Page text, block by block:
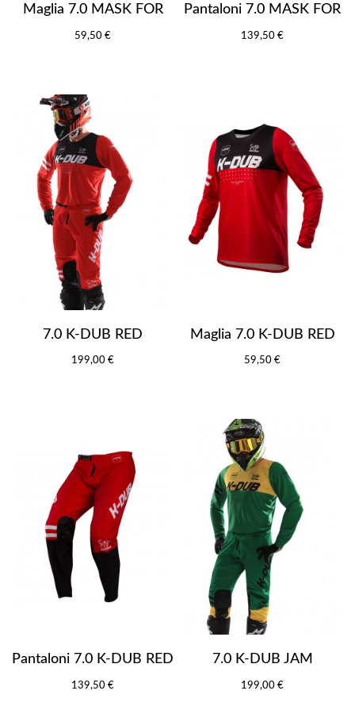
Maglia 7.0 MASK FOR
59,50 €
Pantaloni 7.0 MASK FOR
139,50 €
7.0 K-DUB RED
199,00 €
Maglia 7.0 K-DUB RED
59,50 €
Pantaloni 7.0 K-DUB RED
139,50 €
7.0 K-DUB JAM
199,00 €